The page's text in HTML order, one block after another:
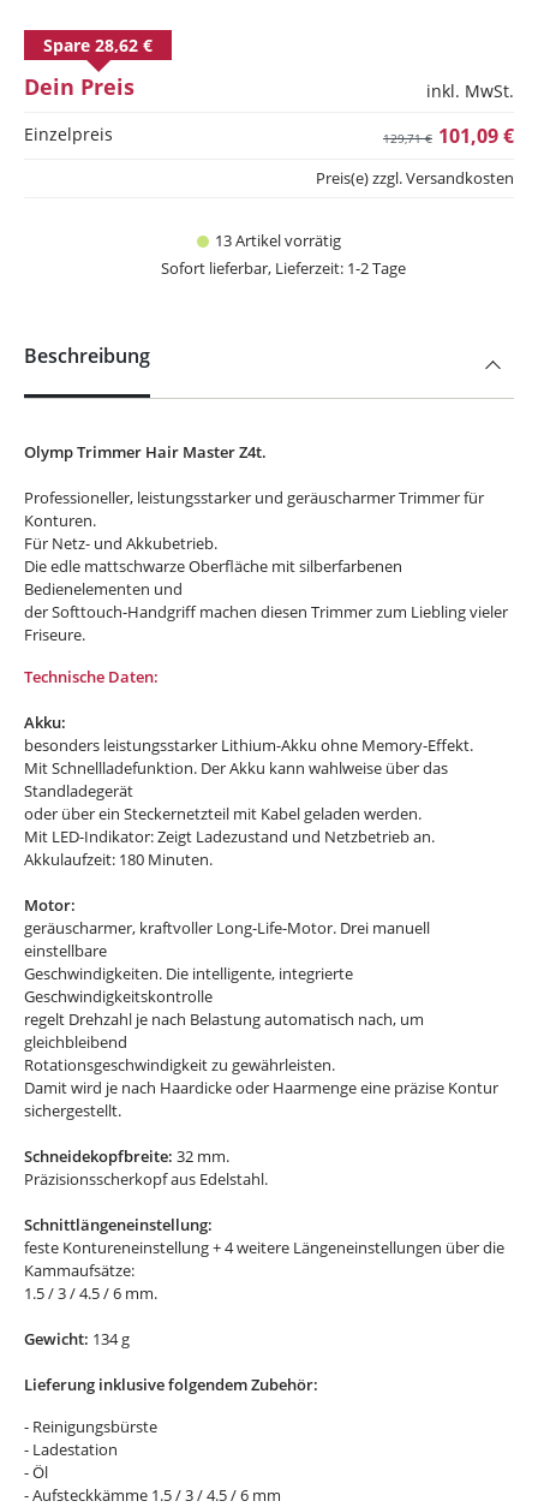
Dein Preis
inkl. MwSt.
Einzelpreis
101,09 €
129,71 €
Spare 28,62 €
13 Artikel vorrätig
Sofort lieferbar, Lieferzeit: 1-2 Tage
Preis(e) zzgl. Versandkosten
Beschreibung
Olymp Trimmer Hair Master Z4t.
Professioneller, leistungsstarker und geräuscharmer Trimmer für
Konturen.
Für Netz- und Akkubetrieb.
Die edle mattschwarze Oberfläche mit silberfarbenen
Bedienelementen und
der Softtouch-Handgriff machen diesen Trimmer zum Liebling vieler
Friseure.
Technische Daten:
Akku:
besonders leistungsstarker Lithium-Akku ohne Memory-Effekt.
Mit Schnellladefunktion. Der Akku kann wahlweise über das
Standladegerät
oder über ein Steckernetzteil mit Kabel geladen werden.
Mit LED-Indikator: Zeigt Ladezustand und Netzbetrieb an.
Akkulaufzeit: 180 Minuten.
Motor:
geräuscharmer, kraftvoller Long-Life-Motor. Drei manuell
einstellbare
Geschwindigkeiten. Die intelligente, integrierte
Geschwindigkeitskontrolle
regelt Drehzahl je nach Belastung automatisch nach, um
gleichbleibend
Rotationsgeschwindigkeit zu gewährleisten.
Damit wird je nach Haardicke oder Haarmenge eine präzise Kontur
sichergestellt.
Schneidekopfbreite: 32 mm.
Präzisionsscherkopf aus Edelstahl.
Schnittlängeneinstellung:
feste Kontureneinstellung + 4 weitere Längeneinstellungen über die
Kammaufsätze:
1.5 / 3 / 4.5 / 6 mm.
Gewicht: 134 g
Lieferung inklusive folgendem Zubehör:
- Reinigungsbürste
- Ladestation
- Öl
- Aufsteckkämme 1.5 / 3 / 4.5 / 6 mm